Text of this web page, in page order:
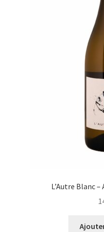
L’Autre Blanc –